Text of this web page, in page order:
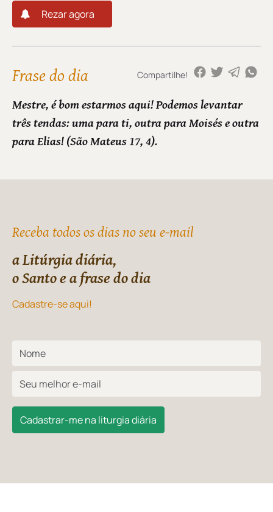
Rezar agora
Frase do dia Compartilhe!
Mestre, é bom estarmos aqui! Podemos levantar
três tendas: uma para ti, outra para Moisés e outra
para Elias! (São Mateus 17, 4).
Receba todos os dias no seu e-mail
a Litúrgia diária,
o Santo e a frase do dia
Cadastre-se aqui!
Cadastrar-me na liturgia diária